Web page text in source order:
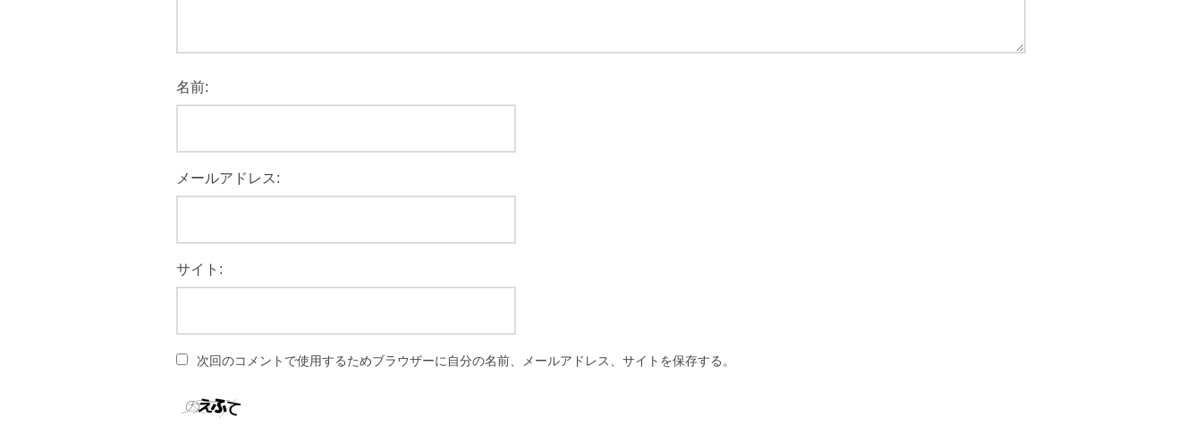
名前:
メールアドレス:
サイト:
次回のコメントで使用するためブラウザーに自分の名前、メールアドレス、サイトを保存する。